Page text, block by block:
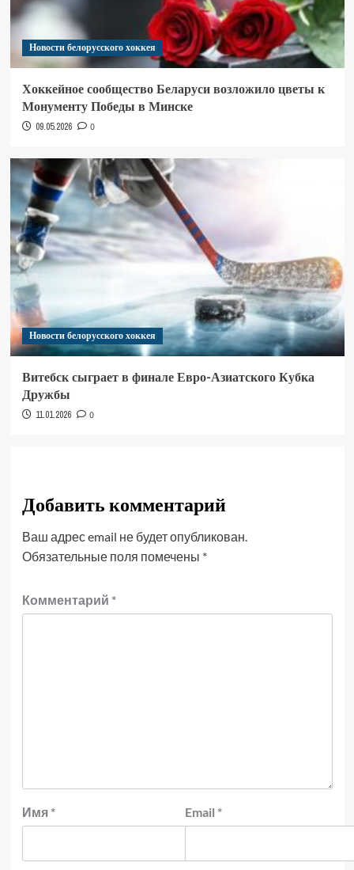
Новости белорусского хоккея
Хоккейное сообщество Беларуси возложило цветы к
Монументу Победы в Минске
09.05.2026 0
Новости белорусского хоккея
Витебск сыграет в финале Евро-Азиатского Кубка
Дружбы
11.01.2026 0
Добавить комментарий
Ваш адрес email не будет опубликован.
Обязательные поля помечены *
Комментарий *
Имя * Email *